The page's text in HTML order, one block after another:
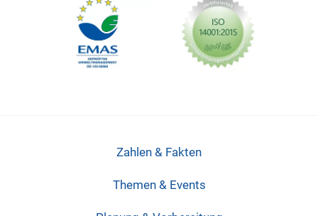
Zahlen & Fakten
Themen & Events